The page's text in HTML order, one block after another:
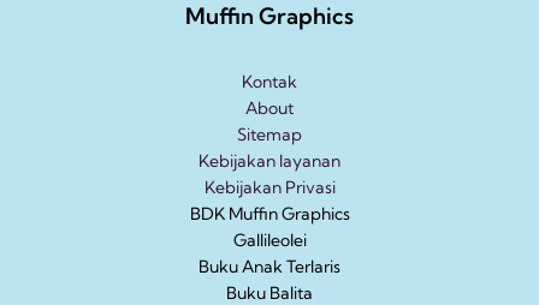
Muffin Graphics
Kontak
About
Sitemap
Kebijakan layanan
Kebijakan Privasi
BDK Muffin Graphics
Gallileolei
Buku AnakTerlaris
Buku Balita